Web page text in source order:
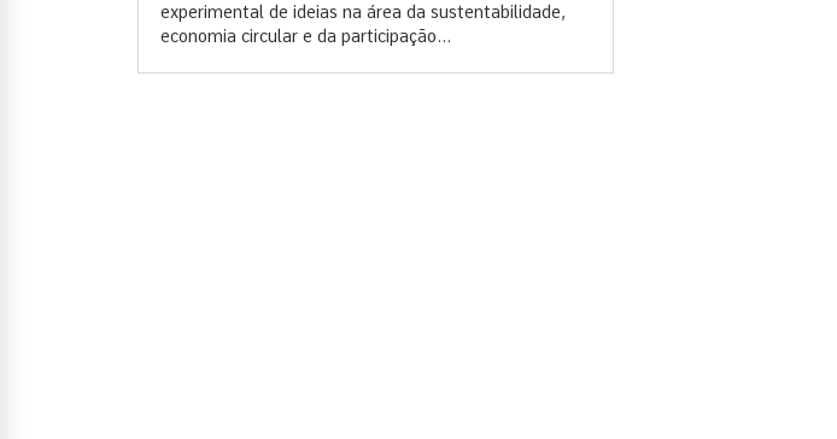
experimental de ideias na área da sustentabilidade,
economia circular e da participação...